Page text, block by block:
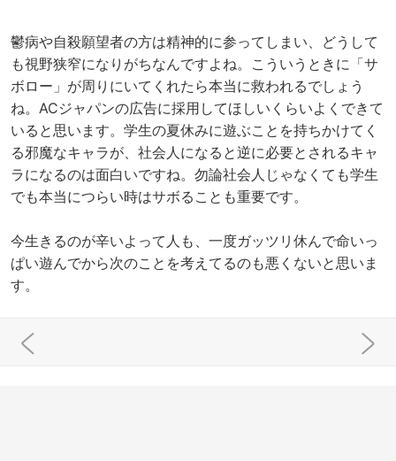
鬱病や自殺願望者の方は精神的に参ってしまい、どうして
も視野狭窄になりがちなんですよね。こういうときに「サ
ボロー」が周りにいてくれたら本当に救われるでしょう
ね。ACジャパンの広告に採用してほしいくらいよくできて
いると思います。学生の夏休みに遊ぶことを持ちかけてく
る邪魔なキャラが、社会人になると逆に必要とされるキャ
ラになるのは面白いですね。勿論社会人じゃなくても学生
でも本当につらい時はサボることも重要です。
今生きるのが辛いよって人も、一度ガッツリ休んで命いっ
ぱい遊んでから次のことを考えてるのも悪くないと思いま
す。